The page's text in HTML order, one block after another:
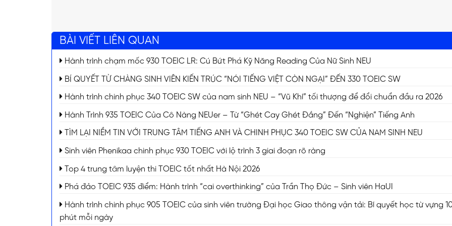
BÀI VIẾT LIÊN QUAN
Hành trình chạm mốc 930 TOEIC LR: Cú Bứt Phá Kỹ Năng Reading Của Nữ Sinh NEU
BÍ QUYẾT TỪ CHÀNG SINH VIÊN KIẾN TRÚC “NÓI TIẾNG VIỆT CÒN NGẠI” ĐẾN 330 TOEIC SW
Hành trình chinh phục 340 TOEIC SW của nam sinh NEU – “Vũ Khí” tối thượng để đổi chuẩn đầu ra 2026
Hành Trình 935 TOEIC Của Cô Nàng NEUer – Từ “Ghét Cay Ghét Đắng” Đến “Nghiện” Tiếng Anh
TÌM LẠI NIỀM TIN VỚI TRUNG TÂM TIẾNG ANH VÀ CHINH PHỤC 340 TOEIC SW CỦA NAM SINH NEU
Sinh viên Phenikaa chinh phục 930 TOEIC với lộ trình 3 giai đoạn rõ ràng
Top 4 trung tâm luyện thi TOEIC tốt nhất Hà Nội 2026
Phá đảo TOEIC 935 điểm: Hành trình “cai overthinking” của Trần Thọ Đức – Sinh viên HaUI
Hành trình chinh phục 905 TOEIC của sinh viên trường Đại học Giao thông vận tải: Bí quyết học từ vựng
phút mỗi ngày